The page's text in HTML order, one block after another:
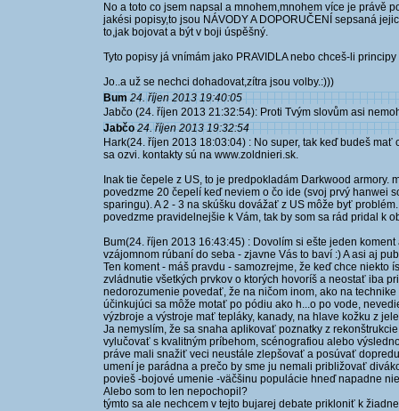
No a toto co jsem napsal a mnohem,mnohem více je právě
jakési popisy,to jsou NÁVODY A DOPORUČENÍ sepsaná
to,jak bojovat a být v boji úspěšný.
Tyto popisy já vnímám jako PRAVIDLA nebo chceš-li
Jo..a už se nechci dohadovat,zítra jsou volby.:)))
Bum 24. říjen 2013 19:40:05
Jabčo (24. říjen 2013 21:32:54): Proti Tvým slovům asi
Jabčo 24. říjen 2013 19:32:54
Hark(24. říjen 2013 18:03:04) : No super, tak keď budeš
sa ozvi. kontakty sú na www.zoldnieri.sk.
Inak tie čepele z US, to je predpokladám Darkwood
povedzme 20 čepelí keď neviem o čo ide (svoj prvý hanwei
sparingu). A 2 - 3 na skúšku dovážať z US môže byť
povedzme pravidelnejšie k Vám, tak by som sa rád pridal k
Bum(24. říjen 2013 16:43:45) : Dovolím si ešte jeden
vzájomnom rúbaní do seba - zjavne Vás to baví :) A asi aj
Ten koment - máš pravdu - samozrejme, že keď chce niekto
zvládnutie všetkých prvkov o ktorých hovoríš a neostať iba
nedorozumenie povedať, že na ničom inom, ako na
účinkujúci sa môže motať po pódiu ako h...o po vode,
výzbroje a výstroje mať tepláky, kanady, na hlave kožku z
Ja nemyslím, že sa snaha aplikovať poznatky z
vylučovať s kvalitným príbehom, scénografiou alebo
práve mali snažiť veci neustále zlepšovať a posúvať
umení je parádna a prečo by sme ju nemali približovať
povieš -bojové umenie -väčšinu populácie hneď napadne
Alebo som to len nepochopil?
týmto sa ale nechcem v tejto bujarej debate prikloniť k